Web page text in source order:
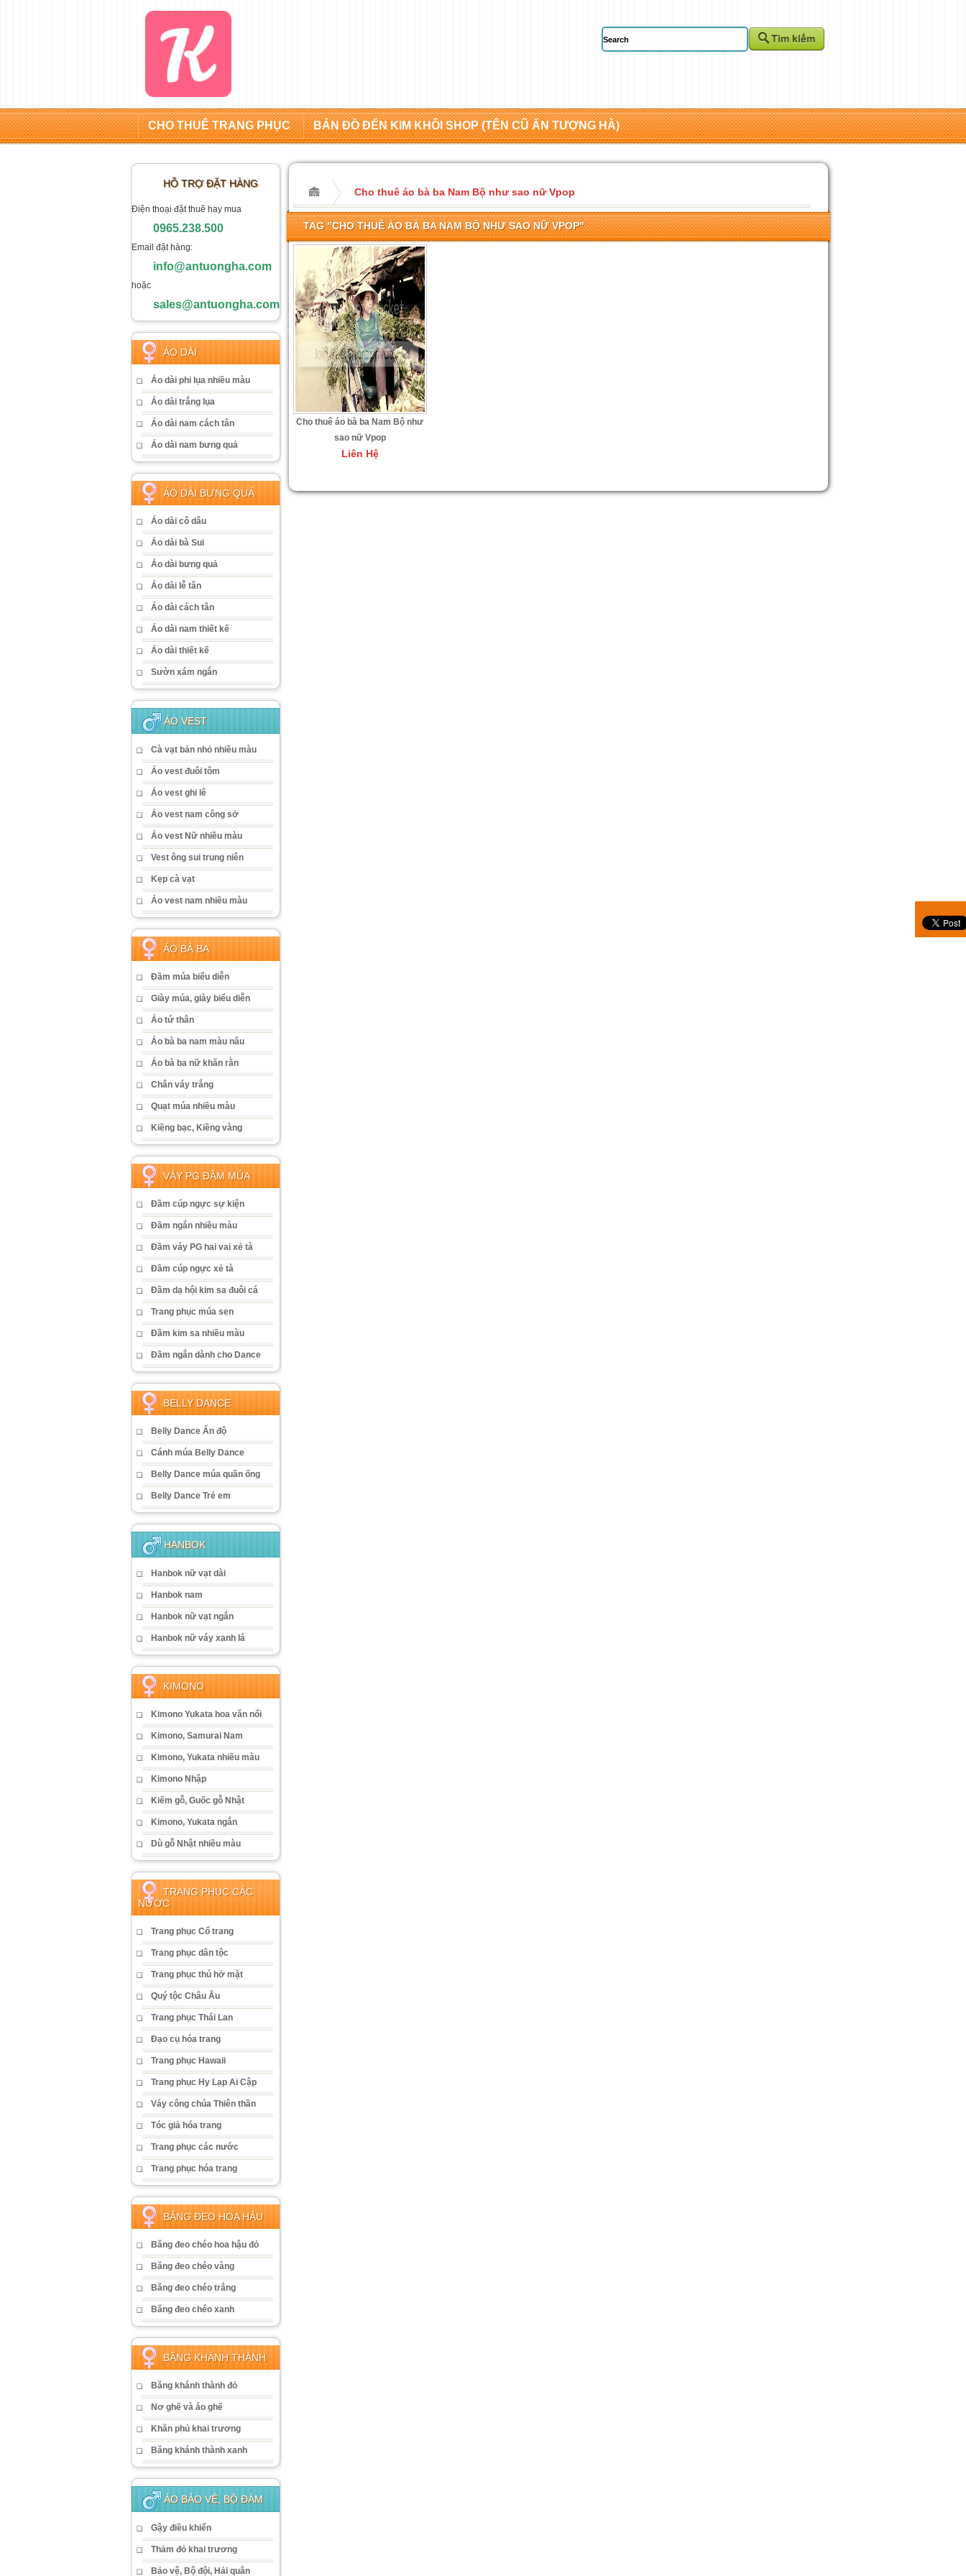
CHO THUÊ TRANG PHỤC BẢN ĐỒ ĐẾN KIM KHÔI SHOP (TÊN CŨ ẤN TƯỢNG HÀ)
HỖ TRỢ ĐẶT HÀNG
Điện thoại đặt thuê hay mua
0965.238.500
Email đặt hàng:
info@antuongha.com
hoặc
sales@antuongha.com
ÁO DÀI
Áo dài phi lụa nhiều màu
Áo dài trắng lụa
Áo dài nam cách tân
Áo dài nam bưng quả
ÁO DÀI BƯNG QUẢ
Áo dài cô dâu
Áo dài bà Sui
Áo dài bưng quả
Áo dài lễ tân
Áo dài cách tân
Áo dài nam thiết kế
Áo dài thiết kế
Sườn xám ngắn
ÁO VEST
Cà vạt bản nhỏ nhiều màu
Áo vest đuôi tôm
Áo vest ghi lê
Áo vest nam công sở
Áo vest Nữ nhiều màu
Vest ông sui trung niên
Kẹp cà vạt
Áo vest nam nhiều màu
ÁO BÀ BA
Đầm múa biểu diễn
Giày múa, giày biểu diễn
Áo tứ thân
Áo bà ba nam màu nâu
Áo bà ba nữ khăn rằn
Chân váy trắng
Quạt múa nhiều màu
Kiềng bạc, Kiềng vàng
VÁY PG ĐẦM MÚA
Đầm cúp ngực sự kiện
Đầm ngắn nhiều màu
Đầm váy PG hai vai xẻ tà
Đầm cúp ngực xẻ tà
Đầm dạ hội kim sa đuôi cá
Trang phục múa sen
Đầm kim sa nhiều màu
Đầm ngắn dành cho Dance
BELLY DANCE
Belly Dance Ấn độ
Cánh múa Belly Dance
Belly Dance múa quần ống
Belly Dance Trẻ em
HANBOK
Hanbok nữ vạt dài
Hanbok nam
Hanbok nữ vạt ngắn
Hanbok nữ váy xanh lá
KIMONO
Kimono Yukata hoa văn nổi
Kimono, Samurai Nam
Kimono, Yukata nhiều màu
Kimono Nhập
Kiếm gỗ, Guốc gỗ Nhật
Kimono, Yukata ngắn
Dù gỗ Nhật nhiều màu
TRANG PHỤC CÁC
NƯỚC
Trang phục Cổ trang
Trang phục dân tộc
Trang phục thú hở mặt
Quý tộc Châu Âu
Trang phục Thái Lan
Đạo cụ hóa trang
Trang phục Hawaii
Trang phục Hy Lạp Ai Cập
Váy công chúa Thiên thần
Tóc giả hóa trang
Trang phục các nước
Trang phục hóa trang
BĂNG ĐEO HOA HẬU
Băng đeo chéo hoa hậu đỏ
Băng đeo chéo vàng
Băng đeo chéo trắng
Băng đeo chéo xanh
BĂNG KHÁNH THÀNH
Băng khánh thành đỏ
Nơ ghế và áo ghế
Khăn phủ khai trương
Băng khánh thành xanh
ÁO BẢO VỆ, BỘ ĐÀM
Gậy điều khiển
Thảm đỏ khai trương
Bảo vệ, Bộ đội, Hải quân
Cho thuê áo bà ba Nam Bộ như sao nữ Vpop
TAG "CHO THUÊ ÁO BÀ BA NAM BỘ NHƯ SAO NỮ VPOP"
Cho thuê áo bà ba Nam Bộ như
sao nữ Vpop
Liên Hệ